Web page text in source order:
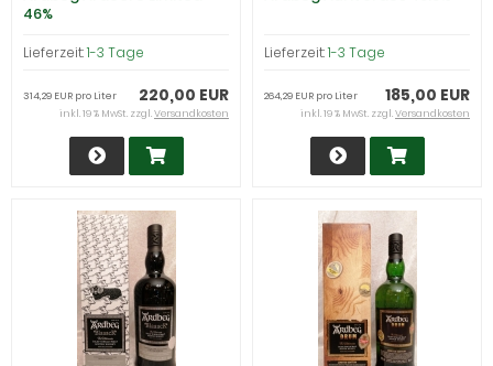
46%
Lieferzeit:1-3 Tage
220,00 EUR
314,29 EUR pro Liter
inkl. 19 % MwSt. zzgl.Versandkosten
Lieferzeit:1-3 Tage
185,00 EUR
264,29 EUR pro Liter
inkl. 19 % MwSt. zzgl.Versandkosten